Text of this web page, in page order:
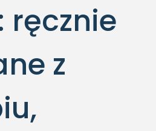
ręcznie
z